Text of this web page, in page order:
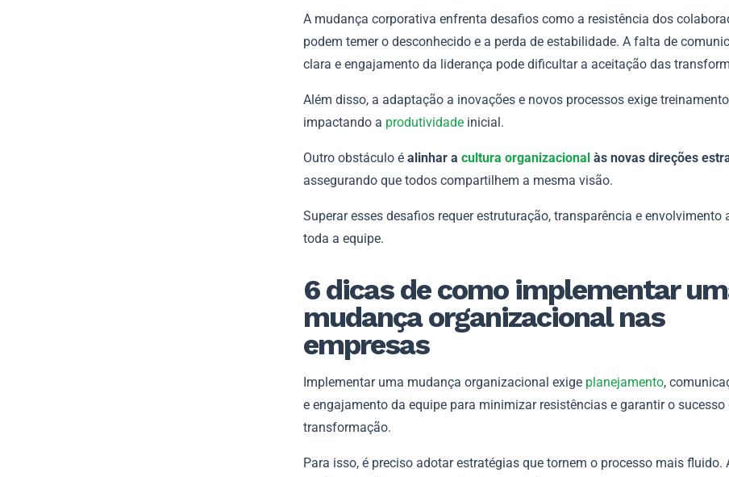
A mudança corporativa enfrenta desafios como a resistência dos
podem temer o desconhecido e a perda de estabilidade. A falta de
clara e engajamento da liderança pode dificultar a aceitação das
Além disso, a adaptação a inovações e novos processos exige
impactando a produtividade inicial.
Outro obstáculo é alinhar a cultura organizacional às novas direções
assegurando que todos compartilhem a mesma visão.
Superar esses desafios requer estruturação, transparência e envolvimento
toda a equipe.
6 dicas de como implementar
mudança organizacional nas
empresas
Implementar uma mudança organizacional exige planejamento,
e engajamento da equipe para minimizar resistências e garantir o sucesso
transformação.
Para isso, é preciso adotar estratégias que tornem o processo mais fluido.